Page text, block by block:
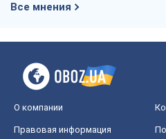
Все мнения
О компании
Правовая информация